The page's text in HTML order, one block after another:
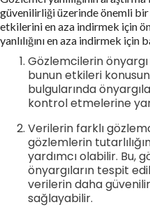
güvenilirliği üzerinde önemli
etkilerini en aza indirmek için
yanlılığını en aza indirmek için
Gözlemcilerin önyargı
bunun etkileri
bulgularında
kontrol etmelerine
Verilerin farklı
gözlemlerin
yardımcı olabilir. Bu,
önyargıların tespit
verilerin daha
sağlayabilir.